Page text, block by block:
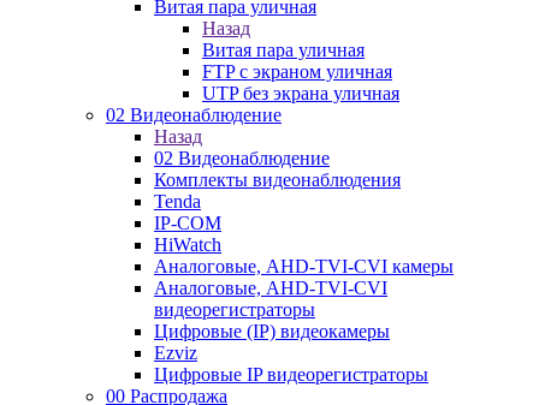
Витая пара уличная
Назад
Витая пара уличная
FTP с экраном уличная
UTP без экрана уличная
02 Видеонаблюдение
Назад
02 Видеонаблюдение
Комплекты видеонаблюдения
Tenda
IP-COM
HiWatch
Аналоговые, AHD-TVI-CVI камеры
Аналоговые, AHD-TVI-CVI
видеорегистраторы
Цифровые (IP) видеокамеры
Ezviz
Цифровые IP видеорегистраторы
00 Распродажа